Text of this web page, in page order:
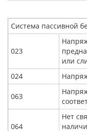
Система пассивной
023
или
024
063
064
Нет